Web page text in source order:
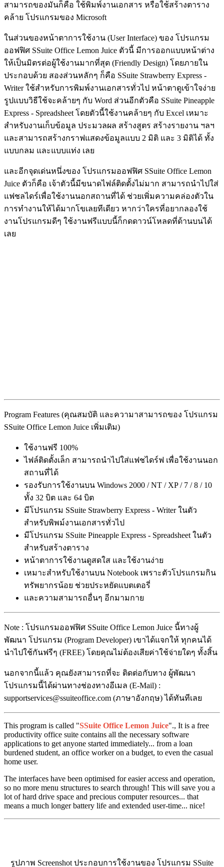
สามารถของมันก็คือ ใช้พิมพ์งานเอกสาร หรือใช้สร้างตาราง
คล้าย โปรแกรมของ Microsoft
ในส่วนของหน้าตาการใช้งาน (User Interface) ของ โปรแกรม
ออฟฟิศ SSuite Office Lemon Juice ตัวนี้ มีการออกแบบหน้าต่าง
ให้เป็นมิตรต่อผู้ใช้งานมากที่สุด (Friendly Design) โดยภายใน
ประกอบด้วย สองส่วนหลักๆ ก็คือ SSuite Strawberry Express -
Writer ใช้สำหรับการพิมพ์งานเอกสารทั่วไป หน้าตาดูเข้าใจง่าย
รูปแบบวิธีใช้จะคล้ายๆ กับ Word ส่วนอีกตัวคือ SSuite Pineapple
Express - Spreadsheet โดยตัวนี้ใช้งานคล้ายๆ กับ Excel เหมาะ
สำหรับงานเก็บข้อมูล ประมวลผล สร้างสูตร สร้างรายงาน ฯลฯ
และสามารถสร้างกราฟแสดงข้อมูลแบบ 2 มิติ และ 3 มิติได้ ทั้ง
แบบกลม และแบบแท่ง เลย
และอีกจุดเด่นหนึ่งของ โปรแกรมออฟฟิศ SSuite Office Lemon
Juice ตัวก็คือ เจ้าตัวนี้มีขนาดไฟล์ติดตั้งไม่มาก สามารถนำไปใส่
แฟชลไดร์เพื่อใช้งานนอกสถานที่ได้ ช่วยเพิ่มความคล่องตัวใน
การทำงานให้ได้มากโขเลยทีเดียว หากว่าใครที่อยากลองใช้
งานโปรแกรมดีๆ ใช้งานฟรีแบบนี้ก็กดดาวน์โหลดที่ด้านบนได้
เลย
Program Features (คุณสมบัติ และความาสามารถของ โปรแกรม
SSuite Office Lemon Juice เพิ่มเติม)
ใช้งานฟรี 100%
ไฟล์ติดตั้งเล็ก สามารถนำไปใส่แฟชไดร์ฟ เพื่อใช้งานนอก
สถานที่ได้
รองรับการใช้งานบน Windows 2000 / NT / XP / 7 / 8 / 10
ทั้ง 32 บิต และ 64 บิต
มีโปรแกรม SSuite Strawberry Express - Writer ในตัว
สำหรับพิพม์งานเอกสารทั่วไป
มีโปรแกรม SSuite Pineapple Express - Spreadsheet ในตัว
สำหรับสร้างตาราง
หน้าตาการใช้งานดูสดใส และใช้งานง่าย
เหมาะสำหรับใช้งานบน Notebook เพราะตัวโปรแกรมกิน
ทรัพยากรน้อย ช่วยประหยัดแบตเตอรี่
และความสามารถอื่นๆ อีกมามกาย
Note : โปรแกรมออฟฟิศ SSuite Office Lemon Juice นี้ทางผู้
พัฒนา โปรแกรม (Program Developer) เขาได้แจกให้ ทุกคนได้
นำไปใช้กันฟรีๆ (FREE) โดยคุณไม่ต้องเสียค่าใช้จ่ายใดๆ ทั้งสิ้น
นอกจากนี้แล้ว คุณยังสามารถที่จะ ติดต่อกับทาง ผู้พัฒนา
โปรแกรมนี้ได้ผ่านทางช่องทางอีเมล (E-Mail) :
supportservices@ssuiteoffice.com (ภาษาอังกฤษ) ได้ทันทีเลย
This program is called "SSuite Office Lemon Juice"., It is a free
productivity office suite contains all the necessary software
applications to get anyone started immediately... from a loan
burdened student, an office worker on a budget, to even the casual
home user.
The interfaces have been optimised for easier access and operation,
so no more menu structures to search through! This will save you a
lot of hard drive space and precious computer resources... that
means a much longer battery life and extended user-time... nice!
รูปภาพ Screenshot ประกอบการใช้งานของ โปรแกรม SSuite